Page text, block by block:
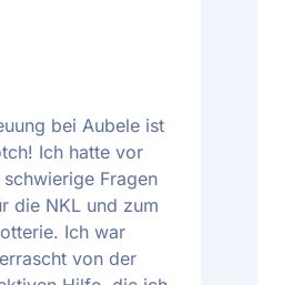
bei Aubele ist
Ich hatte vor
Fragen
die NKL und zum
Ich war
von der